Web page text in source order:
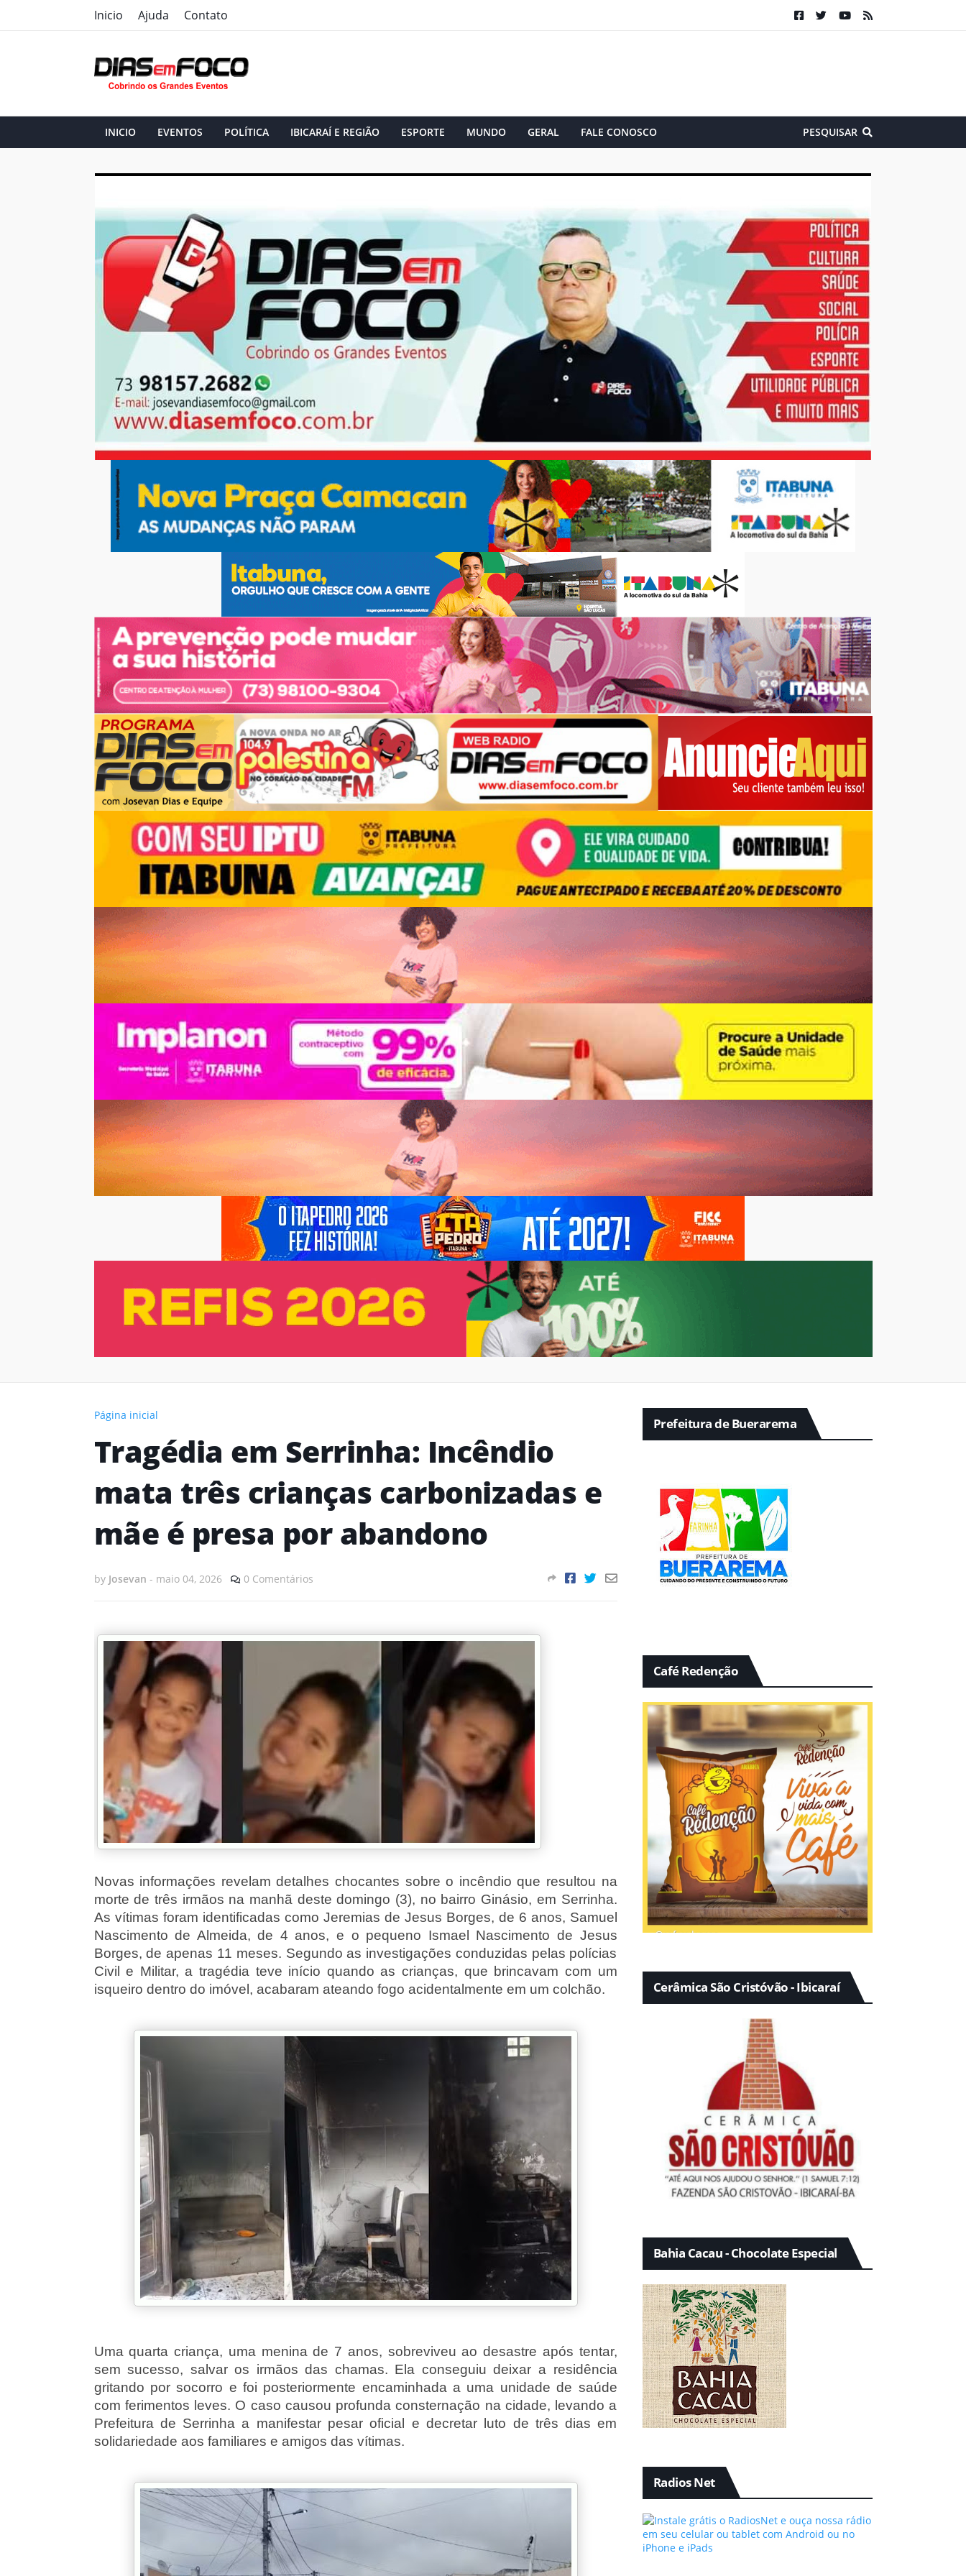
Inicio Ajuda Contato
INICIO EVENTOS POLÍTICA IBICARAÍ E REGIÃO ESPORTE MUNDO GERAL FALE CONOSCO PESQUISAR
Página inicial
Tragédia em Serrinha: Incêndio
mata três crianças carbonizadas e
mãe é presa por abandono
by Josevan - maio 04, 2026 0 Comentários
Novas informações revelam detalhes chocantes sobre o incêndio que resultou na
morte de três irmãos na manhã deste domingo (3), no bairro Ginásio, em Serrinha.
As vítimas foram identificadas como Jeremias de Jesus Borges, de 6 anos, Samuel
Nascimento de Almeida, de 4 anos, e o pequeno Ismael Nascimento de Jesus
Borges, de apenas 11 meses. Segundo as investigações conduzidas pelas polícias
Civil e Militar, a tragédia teve início quando as crianças, que brincavam com um
isqueiro dentro do imóvel, acabaram ateando fogo acidentalmente em um colchão.
Uma quarta criança, uma menina de 7 anos, sobreviveu ao desastre após tentar,
sem sucesso, salvar os irmãos das chamas. Ela conseguiu deixar a residência
gritando por socorro e foi posteriormente encaminhada a uma unidade de saúde
com ferimentos leves. O caso causou profunda consternação na cidade, levando a
Prefeitura de Serrinha a manifestar pesar oficial e decretar luto de três dias em
solidariedade aos familiares e amigos das vítimas.
Prefeitura de Buerarema
Café Redenção
Cerâmica São Cristóvão - Ibicaraí
Bahia Cacau - Chocolate Especial
Radios Net